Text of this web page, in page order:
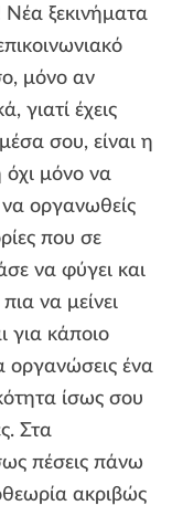
Νέα ξεκινήματα
μόνο αν
γιατί έχεις
σου, είναι η
όχι μόνο να
να οργανωθείς
που σε
να φύγει και
να μείνει
για κάποιο
οργανώσεις ένα
ίσως σου
Στα
πέσεις πάνω
ακριβώς